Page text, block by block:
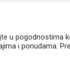
u pogodnostima
i ponudama.